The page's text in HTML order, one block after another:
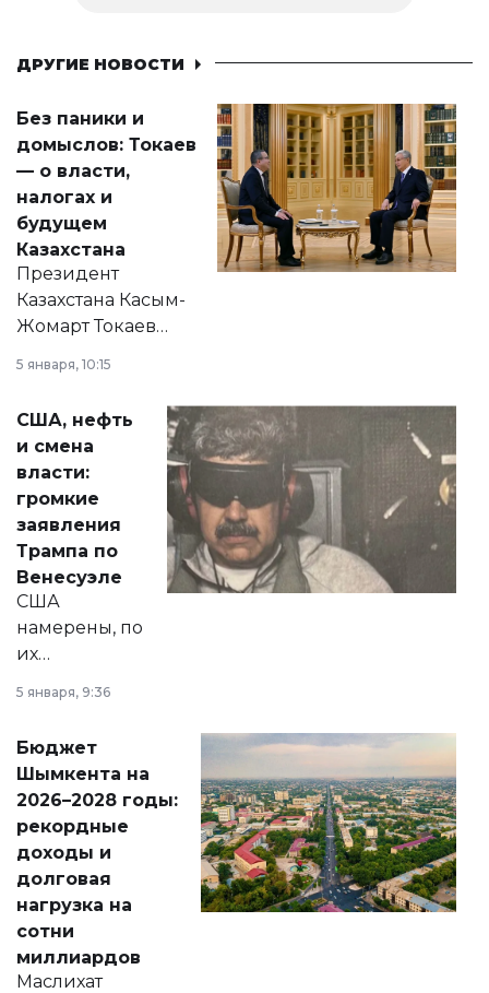
ДРУГИЕ НОВОСТИ
Без паники и
домыслов: Токаев
— о власти,
налогах и
будущем
Казахстана
Президент
Казахстана Касым-
Жомарт Токаев
сразу несколько
актуальных тем —
от слухов о
политических
реформах до
вопросов армии,
экономики и
личного здоровья.
5 января, 10:15
США, нефть
и смена
власти:
громкие
заявления
Трампа по
Венесуэле
США
намерены, по
их
принести
народу
Венесуэлы.
5 января, 9:36
Бюджет
Шымкента на
2026–2028 годы:
рекордные
доходы и
долговая
нагрузка на
сотни
миллиардов
Маслихат